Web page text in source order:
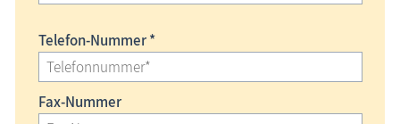
Telefon-Nummer *
Fax-Nummer